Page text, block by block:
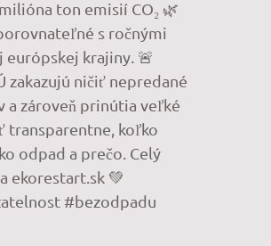
ton emisií CO₂ 🌿
s ročnými
európskej krajiny. 🚨
zakazujú ničiť nepredané
a zároveň prinútia veľké
koľko
odpad a prečo. Celý
ekorestart.sk 💚
#bezodpadu